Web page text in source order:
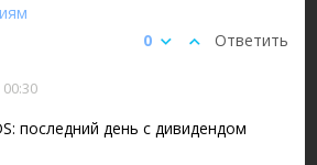
Ответить
0
последний день с дивидендом